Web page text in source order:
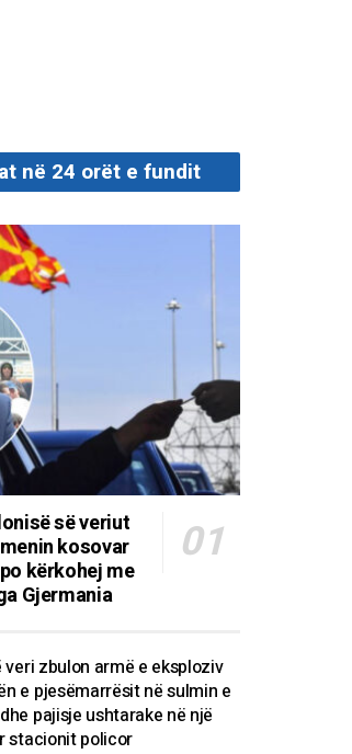
në 24 orët e fundit
së veriut
kosovar
kërkohej me
Gjermania
veri zbulon armë e eksploziv
e pjesëmarrësit në sulmin e
pajisje ushtarake në një
stacionit policor